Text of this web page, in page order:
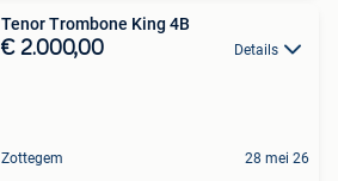
Tenor Trombone King 4B
€ 2.000,00 Details
Zottegem 28 mei 26